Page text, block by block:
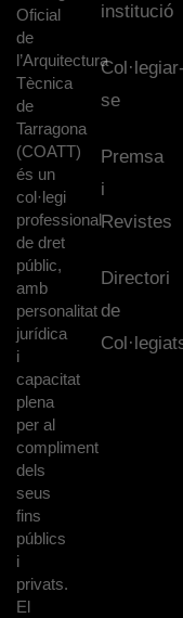
Oficial
de
l’Arquitectura
Tècnica
de
Tarragona
(COATT)
és un
col·legi
professional
de dret
públic,
amb
personalitat
jurídica
i
capacitat
plena
per al
compliment
dels
seus
fins
públics
i
privats.
El
institució
Col·legiar-
se
Premsa
i
Revistes
Directori
de